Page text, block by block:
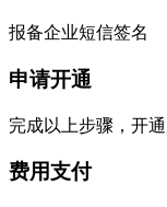
报备企业短信签名
申请开通
完成以上步骤，开
费用支付